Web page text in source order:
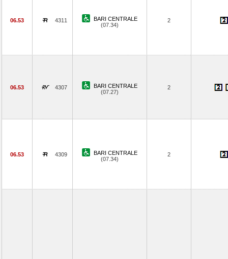
06.53 4311
BARI CENTRALE
(07.34)
2
06.53 4307
BARI CENTRALE
(07.27)
2
06.53 4309
BARI CENTRALE
(07.34)
2